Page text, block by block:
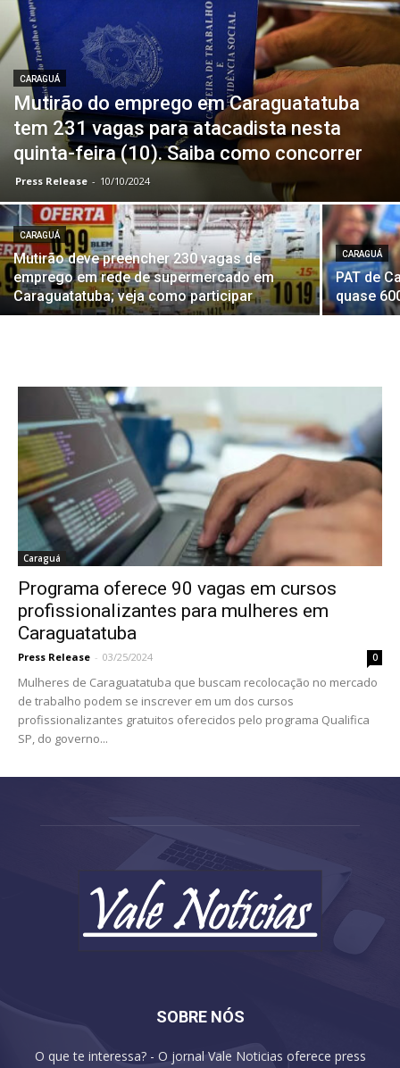
CARAGUÁ
Mutirão do emprego em Caraguatatuba
tem 231 vagas para atacadista nesta
quinta-feira (10). Saiba como concorrer
Press Release - 10/10/2024
CARAGUÁ
Mutirão deve preencher 230 vagas de
emprego em rede de supermercado em
Caraguatatuba; veja como participar
CARAGUÁ
PAT de
quase
Caraguá
Programa oferece 90 vagas em cursos
profissionalizantes para mulheres em
Caraguatatuba
Press Release - 03/25/2024 0
Mulheres de Caraguatatuba que buscam recolocação no mercado
de trabalho podem se inscrever em um dos cursos
profissionalizantes gratuitos oferecidos pelo programa Qualifica
SP, do governo...
SOBRE NÓS
O que te interessa? - O jornal Vale Noticias oferece press